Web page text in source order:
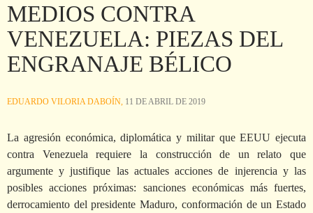
MEDIOS CONTRA
VENEZUELA: PIEZAS DEL
ENGRANAJE BÉLICO
EDUARDO VILORIA DABOÍN, 11 DE ABRIL DE 2019
La agresión económica, diplomática y militar que EEUU ejecuta
contra Venezuela requiere la construcción de un relato que
argumente y justifique las actuales acciones de injerencia y las
posibles acciones próximas: sanciones económicas más fuertes,
derrocamiento del presidente Maduro, conformación de un Estado